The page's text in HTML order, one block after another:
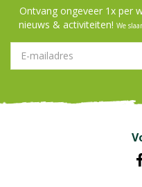
Ontvang ongeveer 1x per
nieuws & activiteiten! We